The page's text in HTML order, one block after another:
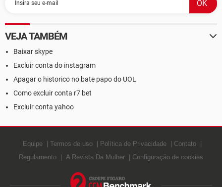
VEJA TAMBÉM
Baixar skype
Excluir conta do instagram
Apagar o historico no bate papo do UOL
Como excluir conta r7 bet
Excluir conta yahoo
Equipe Termos de uso Política de Privacidade
Contato
Regulamento
A Revista Da Mulher Configuração de cookies